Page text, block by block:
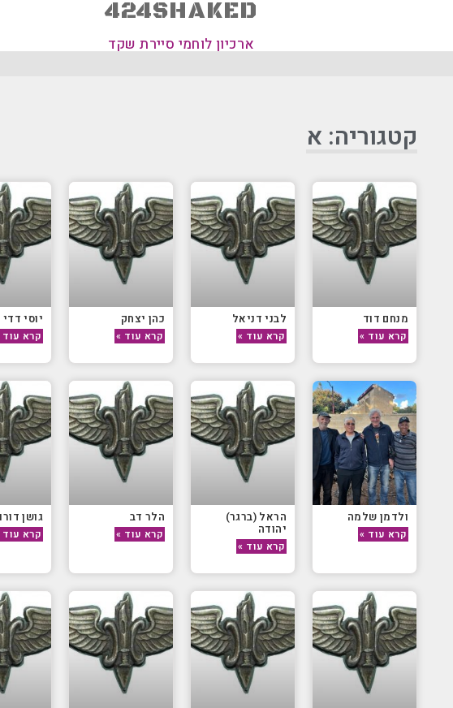
424SHAKED
ארכיון לוחמי סיירת שקד
קטגוריה: א
מנחם דוד
קרא עוד »
לבני דניאל
קרא עוד »
כהן יצחק
קרא עוד »
יוסי דדי
קרא עוד
ולדמן שלמה
קרא עוד »
הראל (ברגר)
יהודה
קרא עוד »
הלר דב
קרא עוד »
גושן
קרא עוד